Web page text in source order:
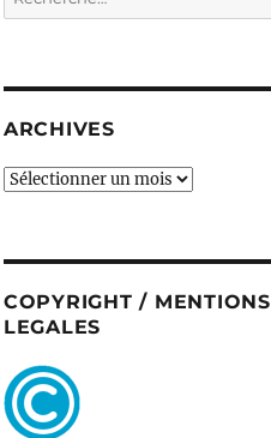
pour :
ARCHIVES
ARCHIVES
COPYRIGHT / MENTIONS
LEGALES